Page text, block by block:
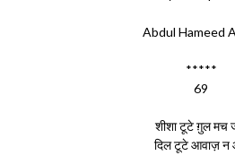
Abdul Hameed
*****
69
शीशा टूटे ग़ुल मच
दिल टूटे आवाज़ न